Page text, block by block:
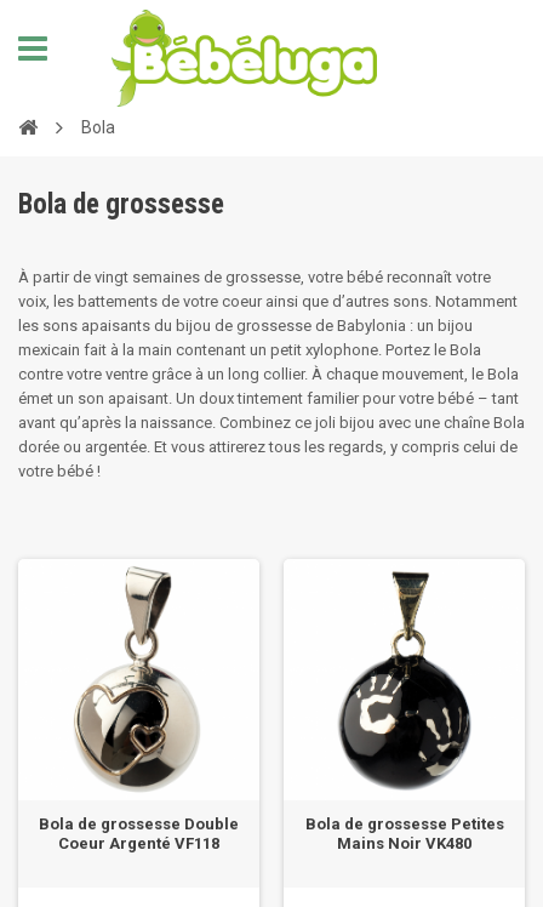
Bola
Bola de grossesse
À partir de vingt semaines de grossesse, votre bébé reconnaît votre
voix, les battements de votre coeur ainsi que d’autres sons. Notamment
les sons apaisants du bijou de grossesse de Babylonia : un bijou
mexicain fait à la main contenant un petit xylophone. Portez le Bola
contre votre ventre grâce à un long collier. À chaque mouvement, le Bola
émet un son apaisant. Un doux tintement familier pour votre bébé – tant
avant qu’après la naissance. Combinez ce joli bijou avec une chaîne Bola
dorée ou argentée. Et vous attirerez tous les regards, y compris celui de
votre bébé !
Bola de grossesse Double
Coeur Argenté VF118
Bola de grossesse Petites
Mains Noir VK480